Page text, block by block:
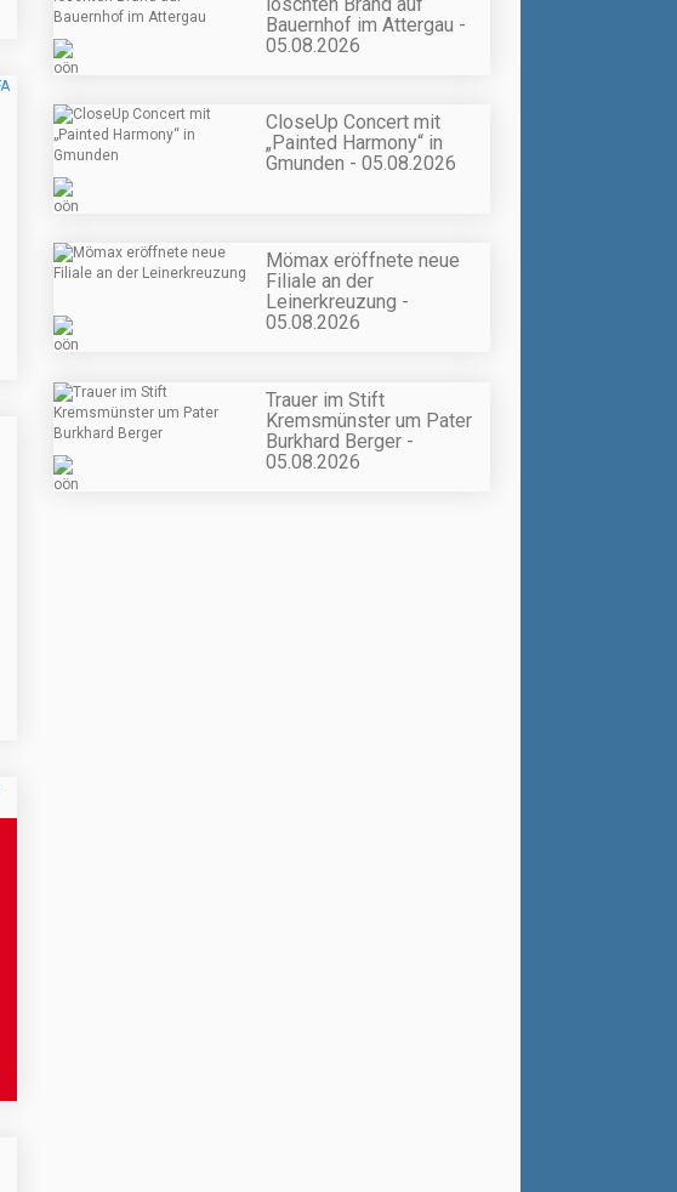
Bauernhof im Attergau -
05.08.2026
CloseUp Concert mit
„Painted Harmony“ in
Gmunden - 05.08.2026
Mömax eröffnete neue
Filiale an der
Leinerkreuzung -
05.08.2026
Trauer im Stift
Kremsmünster um Pater
Burkhard Berger -
05.08.2026